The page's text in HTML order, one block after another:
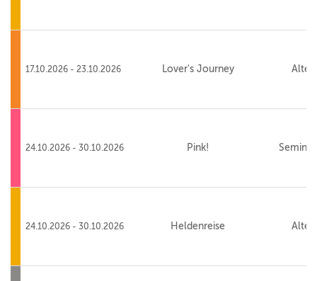
17.10.2026 - 23.10.2026 Lover's Journey Alte
24.10.2026 - 30.10.2026 Pink!
24.10.2026 - 30.10.2026 Heldenreise Alte